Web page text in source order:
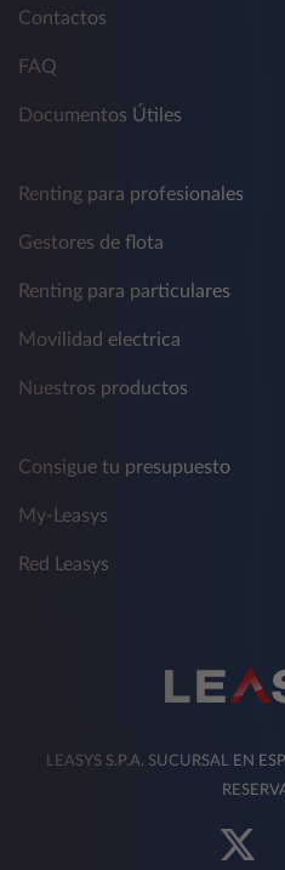
Contactos
FAQ
Documentos Útiles
Renting para profesionales
Gestores de flota
Renting para particulares
Movilidad electrica
Nuestros productos
Consigue tu presupuesto
My-Leasys
Red Leasys
LEASYS S.P.A. SUCURSAL EN